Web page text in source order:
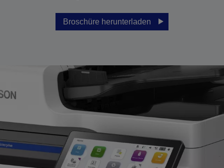
Broschüre herunterladen